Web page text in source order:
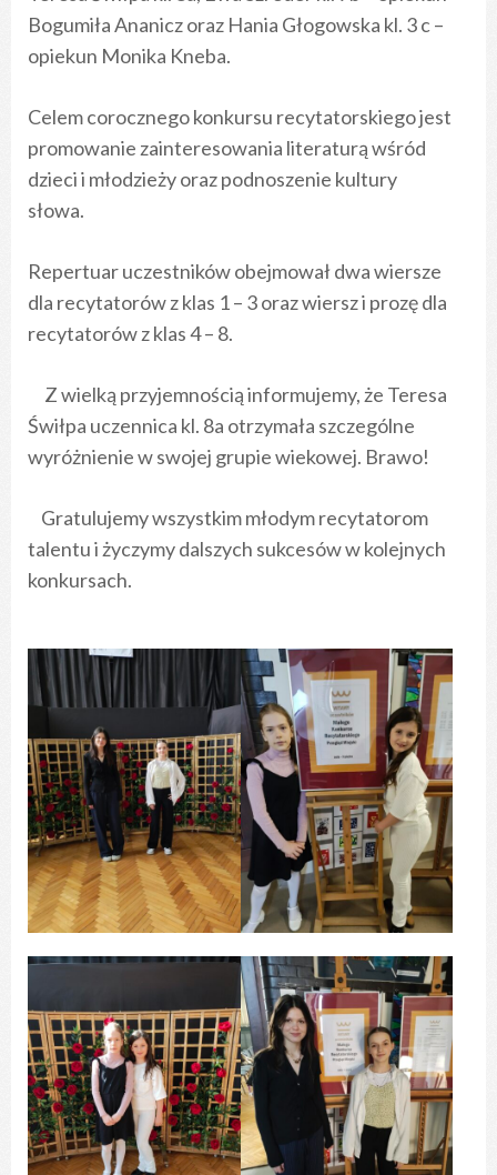
Bogumiła Ananicz oraz Hania Głogowska kl. 3 c –
opiekun Monika Kneba.
Celem corocznego konkursu recytatorskiego jest
promowanie zainteresowania literaturą wśród
dzieci i młodzieży oraz podnoszenie kultury
słowa.
Repertuar uczestników obejmował dwa wiersze
dla recytatorów z klas 1 – 3 oraz wiersz i prozę dla
recytatorów z klas 4 – 8.
Z wielką przyjemnością informujemy, że Teresa
Świłpa uczennica kl. 8a otrzymała szczególne
wyróżnienie w swojej grupie wiekowej. Brawo!
Gratulujemy wszystkim młodym recytatorom
talentu i życzymy dalszych sukcesów w kolejnych
konkursach.